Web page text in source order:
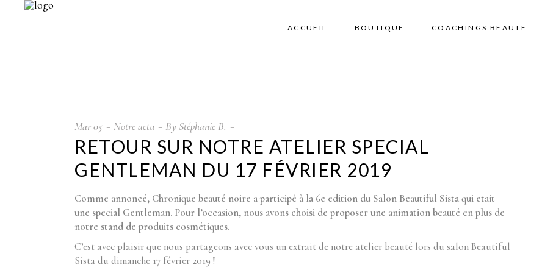
ACCUEIL BOUTIQUE COACHINGS BEAUTE
Mar05 Notre actu By Stéphanie B.
RETOUR SUR NOTRE ATELIER SPECIAL
GENTLEMAN DU 17 FÉVRIER 2019
Comme annoncé, Chronique beauté noire a participé à la 6e edition du Salon Beautiful Sista qui etait
une special Gentleman. Pour l’occasion, nous avons choisi de proposer une animation beauté en plus de
notre stand de produits cosmétiques.
C’est avec plaisir que nous partageons avec vous un extrait de notre atelier beauté lors du salon Beautiful
Sista du dimanche 17 février 2019 !